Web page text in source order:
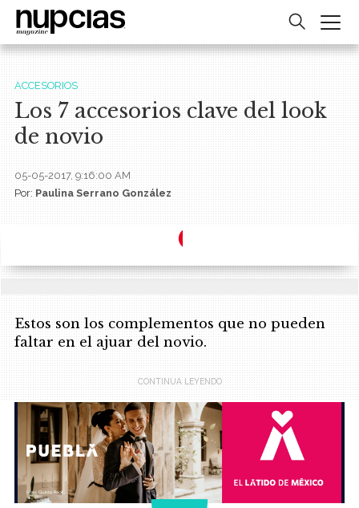
ACCESORIOS
Los 7 accesorios clave del look
de novio
05-05-2017, 9:16:00 AM
Por:Paulina Serrano González
Estos son los complementos que no pueden
faltar en el ajuar del novio.